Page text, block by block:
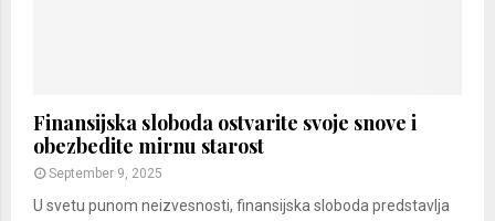
Finansijska sloboda ostvarite svoje snove i
obezbedite mirnu starost
September 9, 2025
U svetu punom neizvesnosti, finansijska sloboda predstavlja